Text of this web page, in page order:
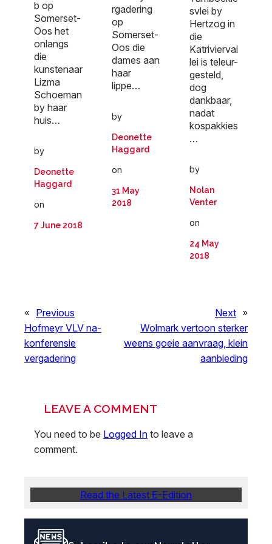
b op
Somerset-
Oos het
onlangs
die
kunstenaar
Lizma
Schoeman
by haar
huis…
by
Deonette
Haggard
on
7 June 2018
rgadering
op
Somerset-
Oos die
dames aan
haar
lippe…
by
Deonette
Haggard
on
31 May
2018
svlei by
Hertzog in
die
Katrivierval
lei is teleur-
gesteld,
dog
dankbaar,
nadat
kospakkies
…
by
Nolan
Venter
on
24 May
2018
« Previous
Hofmeyr VLV na-
konferensie
vergadering
Next »
Wolmark vertoon sterker
weens goeie aanvraag, klein
aanbieding
LEAVE A COMMENT
You need to be Logged In to leave a
comment.
Read the Latest E-Edition